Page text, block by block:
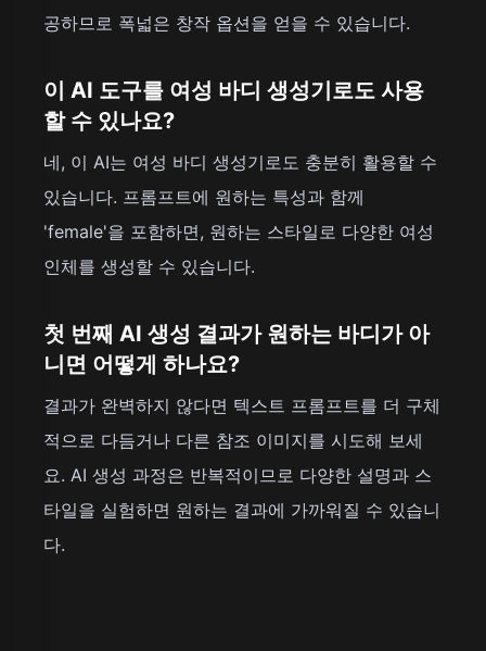
공하므로 폭넓은 창작 옵션을 얻을 수 있습니다.
이 AI 도구를 여성 바디 생성기로도 사용
할 수 있나요?
네, 이 AI는 여성 바디 생성기로도 충분히 활용할 수
있습니다. 프롬프트에 원하는 특성과 함께
'female'을 포함하면, 원하는 스타일로 다양한 여성
인체를 생성할 수 있습니다.
첫 번째 AI 생성 결과가 원하는 바디가 아
니면 어떻게 하나요?
결과가 완벽하지 않다면 텍스트 프롬프트를 더 구체
적으로 다듬거나 다른 참조 이미지를 시도해 보세
요. AI 생성 과정은 반복적이므로 다양한 설명과 스
타일을 실험하면 원하는 결과에 가까워질 수 있습니
다.